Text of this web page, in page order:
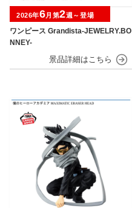
ワンピース Grandista-JEWELRY.BO
NNEY-
2026年6月第2週～登場